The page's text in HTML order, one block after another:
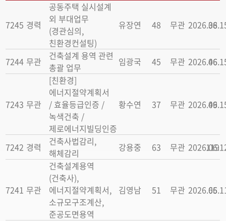
7245 경력
공동주택 실시설계
외 부대업무
(경관심의,
친환경컨설팅)
유장연 48 무관 38
7244 무관
건축설계 용역 관련
총괄 업무
임광국 45 무관 46
7243 무관
[친환경]
에너지절약계획서
/ 효율등급인증 /
녹색건축 /
제로에너지빌딩인증
황수연 37 무관 49
7242 경력
건축사법감리,
해체감리
강용중 63 무관 119
7241 무관
건축설계용역
(건축사),
에너지절약계획서,
소규모구조계산,
준공도면용역
김영남 51 무관 65